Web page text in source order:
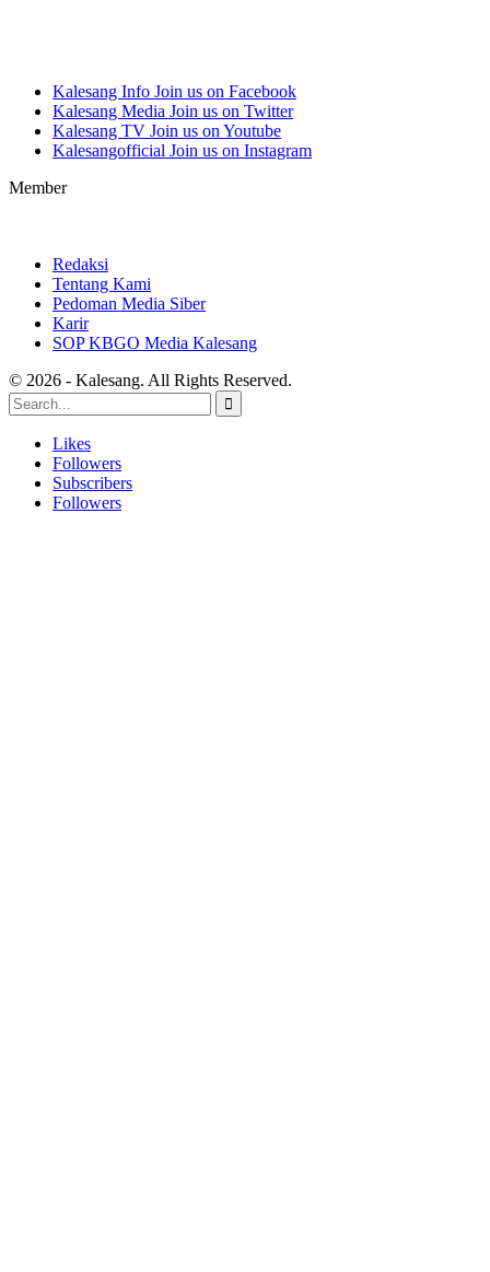
Kalesang Info Join us on Facebook
Kalesang Media Join us on Twitter
Kalesang TV Join us on Youtube
Kalesangofficial Join us on Instagram
Member
Redaksi
Tentang Kami
Pedoman Media Siber
Karir
SOP KBGO Media Kalesang
© 2026 - Kalesang. All Rights Reserved.
Likes
Followers
Subscribers
Followers